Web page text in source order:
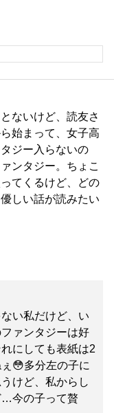
ないけど、読友さ
始まって、女子高
ジー入らないの
ンタジー。ちょこ
てくるけど、どの
しい話が読みたい
い私だけど、い
ァンタジーは好
にしても表紙は2
😳多分左の子に
けど、私からし
…今の子って贅